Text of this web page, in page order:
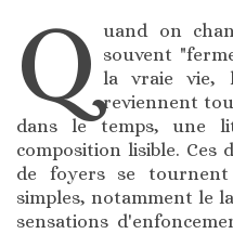
Q uand on
souvent
la vraie vie,
reviennent
dans le temps, une
composition lisible. Ces
de foyers se
simples, notamment le
sensations